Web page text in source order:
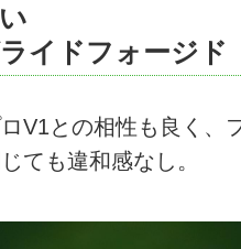
イドフォージド
V1との相性も良く、
ても違和感なし。